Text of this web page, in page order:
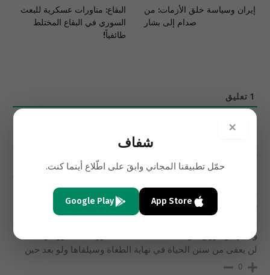
إيران وسياسة خلق الأزمات: من
صدام إلى بشار
البقاع: مناورات عسكرية للبعث
السوري في البقاع المختلط
طائفياً!
1 تعليق
مع انهيار الأسد في ريف حمص: الحزب عزز وجوده ونشاط التهريب
في الهرمل
واستهتار بارواح مواطنيناعلى يد طاغية سورية الصغيرواعوانه فانه
لن يعفى من سنن الحياة في نهاية الطغاة وسيلقاها ولو بعد حين
0
×
شفاف
حمّل تطبيقنا المجاني وابقَ على اطّلاع أينما كنت.
App Store
Google Play